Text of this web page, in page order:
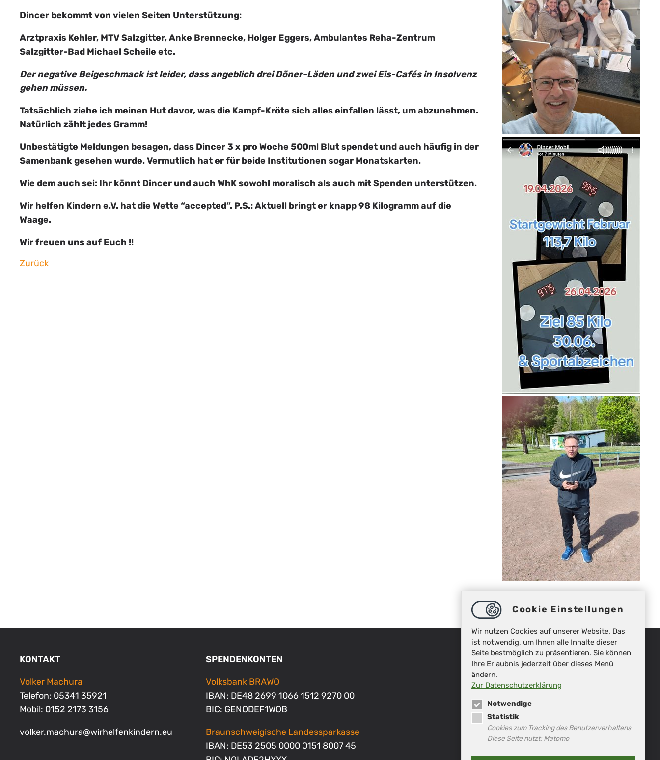
Dincer bekommt von vielen Seiten Unterstützung:
Arztpraxis Kehler, MTV Salzgitter, Anke Brennecke, Holger Eggers, Ambulantes Reha-Zentrum
Salzgitter-Bad Michael Scheile etc.
Der negative Beigeschmack ist leider, dass angeblich drei Döner-Läden und zwei Eis-Cafés in Insolvenz
gehen müssen.
Tatsächlich ziehe ich meinen Hut davor, was die Kampf-Kröte sich alles einfallen lässt, um abzunehmen.
Natürlich zählt jedes Gramm!
Unbestätigte Meldungen besagen, dass Dincer 3 x pro Woche 500ml Blut spendet und auch häufig in der
Samenbank gesehen wurde. Vermutlich hat er für beide Institutionen sogar Monatskarten.
Wie dem auch sei: Ihr könnt Dincer und auch WhK sowohl moralisch als auch mit Spenden unterstützen.
Wir helfen Kindern e.V. hat die Wette “accepted”. P.S.: Aktuell bringt er knapp 98 Kilogramm auf die
Waage.
Wir freuen uns auf Euch !!
Zurück
KONTAKT
Volker Machura
Telefon: 05341 35921
Mobil: 0152 2173 3156
volker.machura@wirhelfenkindern.eu
SPENDENKONTEN
Volksbank BRAWO
IBAN: DE48 2699 1066 1512 9270 00
BIC: GENODEF1WOB
Braunschweigische Landessparkasse
IBAN: DE53 2505 0000 0151 8007 45
Cookie Einstellungen
Wir nutzen Cookies auf unserer Website. Das
ist notwendig, um Ihnen alle Inhalte dieser
Seite bestmöglich zu präsentieren. Sie können
Ihre Erlaubnis jederzeit über dieses Menü
ändern.
Zur Datenschutzerklärung
Notwendige
Statistik
Cookies zum Tracking des Benutzerverhaltens
Diese Seite nutzt: Matomo